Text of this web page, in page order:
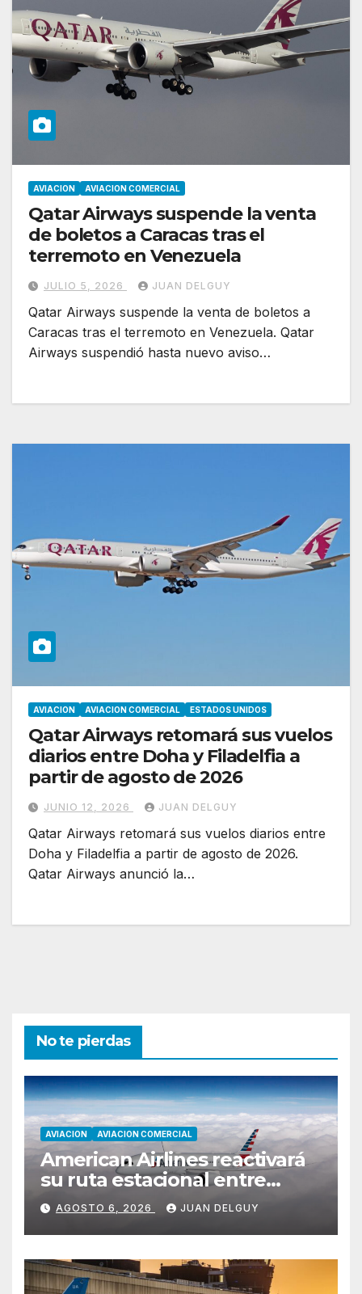
AVIACION AVIACION COMERCIAL
Qatar Airways suspende la venta
de boletos a Caracas tras el
terremoto en Venezuela
JULIO 5, 2026 JUAN DELGUY
Qatar Airways suspende la venta de boletos a
Caracas tras el terremoto en Venezuela. Qatar
Airways suspendió hasta nuevo aviso…
AVIACION AVIACION COMERCIAL ESTADOS UNIDOS
Qatar Airways retomará sus vuelos
diarios entre Doha y Filadelfia a
partir de agosto de 2026
JUNIO 12, 2026 JUAN DELGUY
Qatar Airways retomará sus vuelos diarios entre
Doha y Filadelfia a partir de agosto de 2026.
Qatar Airways anunció la…
No te pierdas
AVIACION AVIACION COMERCIAL
American Airlines reactivará
su ruta estacional entre
Miami y Montevideo con
vuelos diarios
AGOSTO 6, 2026 JUAN DELGUY